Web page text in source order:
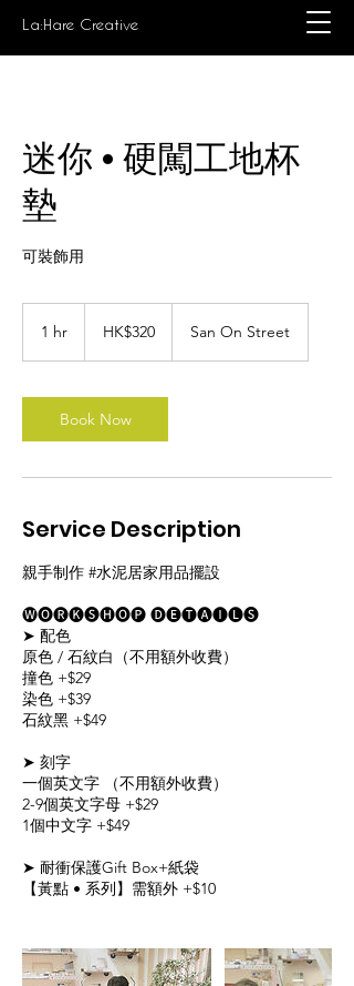
La:Hare Creative
迷你 • 硬闖工地杯
墊
可裝飾用
1 hr HK$320 San On Street
Book Now
Service Description
親手制作 #水泥居家用品擺設
🅦🅞🅡🅚🅢🅗🅞🅟 🅓🅔🅣🅐🅘🅛🅢​​
➤ 配色
原色 / 石紋白（不用額外收費）
撞色 +$29
染色 +$39
石紋黑 +$49
➤ 刻字
一個英文字 （不用額外收費）
2-9個英文字母 +$29
1個中文字 +$49
➤ 耐衝保護Gift Box+紙袋